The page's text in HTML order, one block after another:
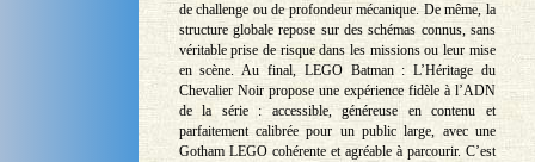
de challenge ou de profondeur mécanique. De même, la
structure globale repose sur des schémas connus, sans
véritable prise de risque dans les missions ou leur mise
en scène. Au final, LEGO Batman : L’Héritage du
Chevalier Noir propose une expérience fidèle à l’ADN
de la série : accessible, généreuse en contenu et
parfaitement calibrée pour un public large, avec une
Gotham LEGO cohérente et agréable à parcourir. C’est